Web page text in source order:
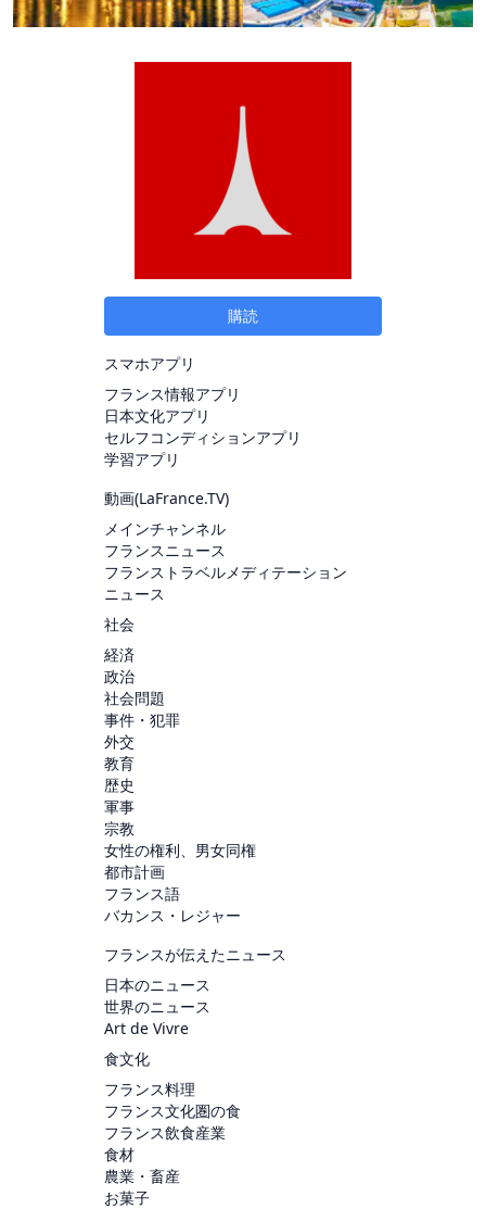
購読
スマホアプリ
フランス情報アプリ
日本文化アプリ
セルフコンディションアプリ
学習アプリ
動画(LaFrance.TV)
メインチャンネル
フランスニュース
フランストラベルメディテーション
ニュース
社会
経済
政治
社会問題
事件・犯罪
外交
教育
歴史
軍事
宗教
女性の権利、男女同権
都市計画
フランス語
バカンス・レジャー
フランスが伝えたニュース
日本のニュース
世界のニュース
Art de Vivre
食文化
フランス料理
フランス文化圏の食
フランス飲食産業
食材
農業・畜産
お菓子